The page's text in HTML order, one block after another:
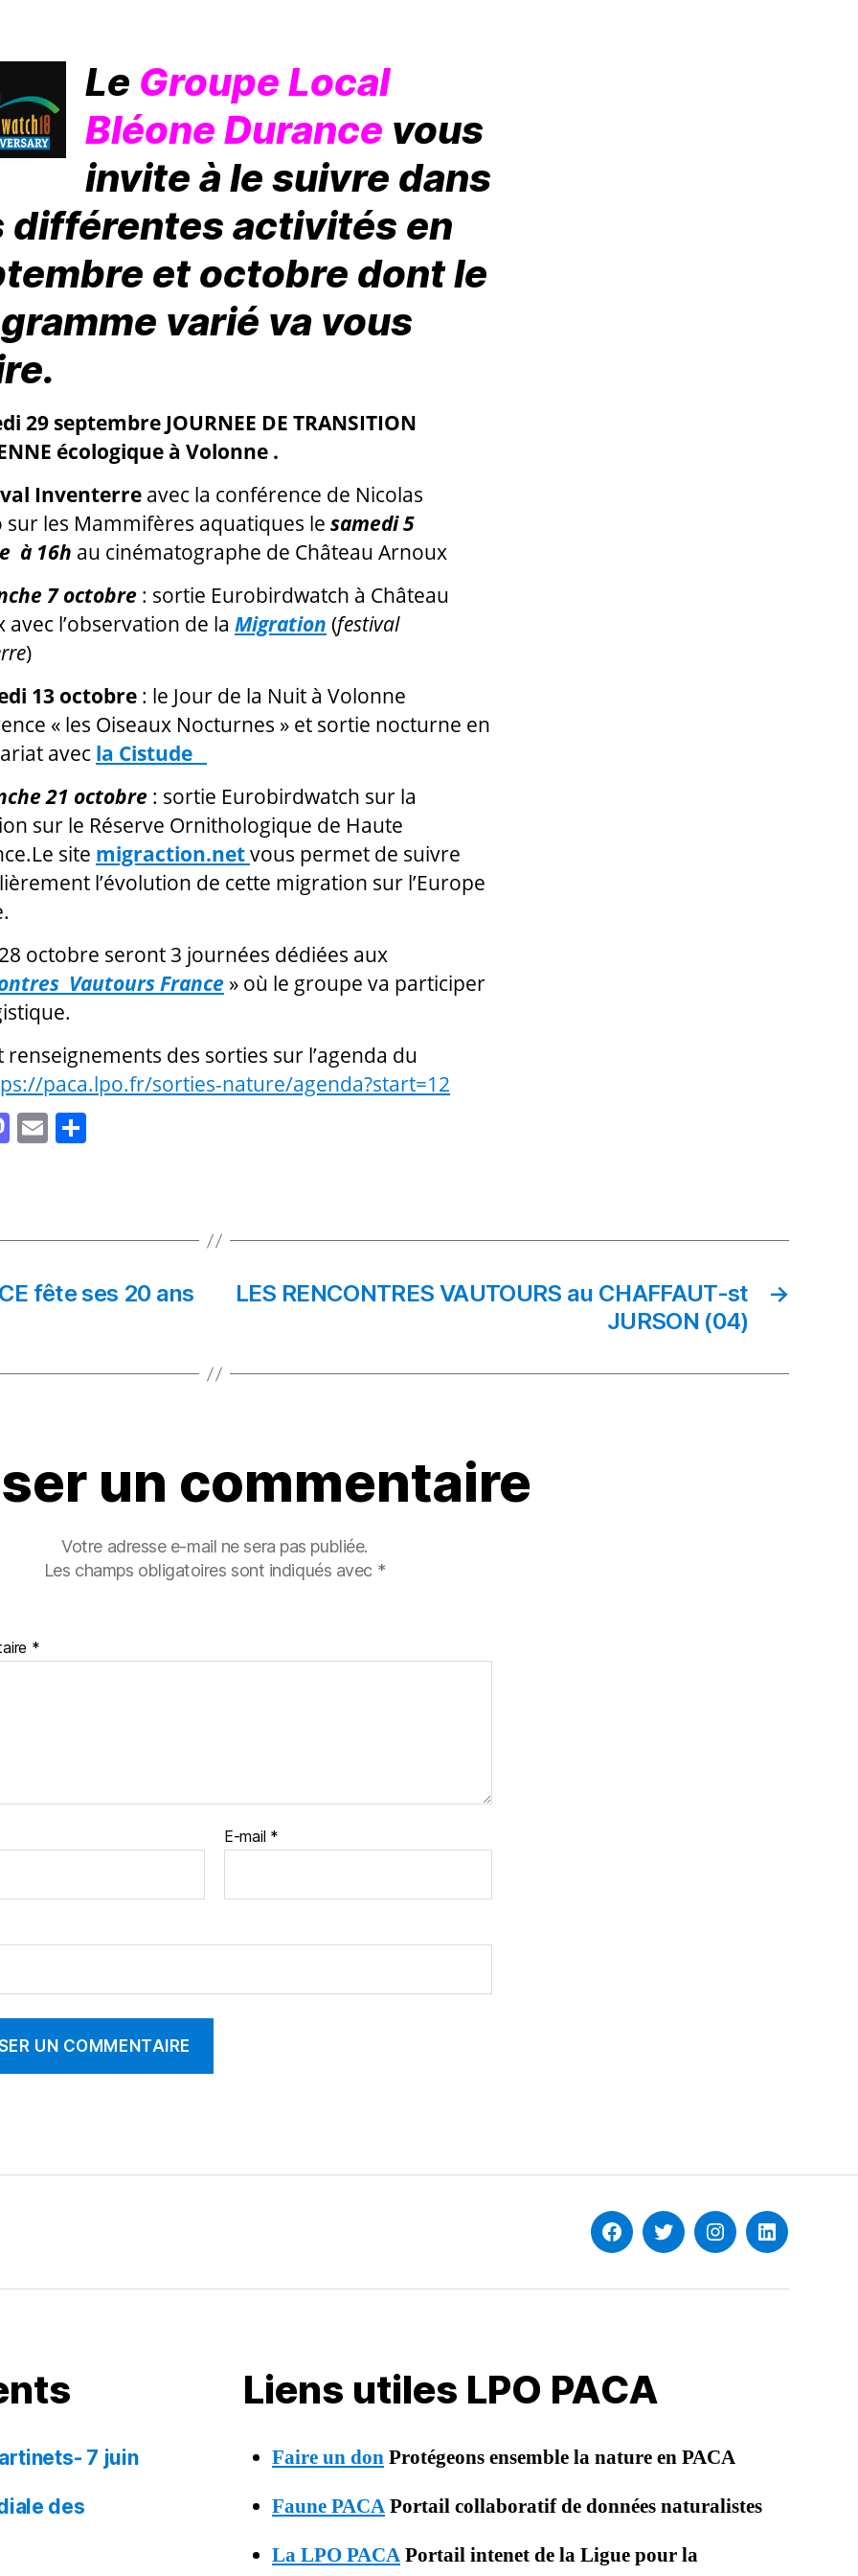
Le Groupe Local
Bléone Durance vous
invite à le suivre dans
différentes activités en
et octobre dont le
varié va vous
29 septembre JOURNEE DE TRANSITION
écologique à Volonne .
Inventerre avec la conférence de Nicolas
sur les Mammifères aquatiques le samedi 5
à 16h au cinématographe de Château Arnoux
7 octobre : sortie Eurobirdwatch à Château
avec l’observation de la Migration (festival
)
13 octobre : le Jour de la Nuit à Volonne
« les Oiseaux Nocturnes » et sortie nocturne en
avec la Cistude
21 octobre : sortie Eurobirdwatch sur la
sur le Réserve Ornithologique de Haute
site migraction.netvous permet de suivre
l’évolution de cette migration sur l’Europe
octobre seront 3 journées dédiées aux
Vautours France » où le groupe va participer
renseignements des sorties sur l’agenda du
paca.lpo.fr/sorties-nature/agenda?start=12
M
o
n
E
g
er
fête ses 20 ans →
LES RENCONTRES VAUTOURS au CHAFFAUT-st
JURSON (04)
un commentaire
Votre adresse e-mail ne sera pas publiée.
Les champs obligatoires sont indiqués avec *
*
E-mail *
FacebookTwitterInstagramLinkedin
7 juin
des
Liens utiles LPO PACA
Faire un donProtégeons ensemble la nature en PACA
Faune PACAPortail collaboratif de données naturalistes
La LPO PACAPortail intenet de la Ligue pour la